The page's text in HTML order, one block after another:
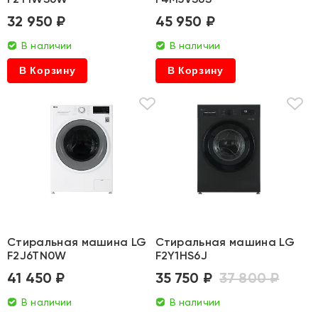
32 950 ₽
В наличии
В Корзину
45 950 ₽
В наличии
В Корзину
Стиральная машина LG
F2J6TN0W
41 450 ₽
В наличии
Стиральная машина LG
F2Y1HS6J
35 750 ₽ 37 800 ₽
В наличии